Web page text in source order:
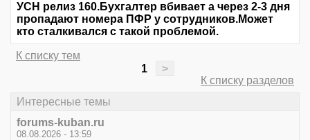
УСН релиз 160.Бухгалтер вбивает а через 2-3 дня
пропадают номера ПФР у сотрудников.Может
кто сталкивался с такой проблемой.
К списку тем
1
>
К списку разделов
Интересные темы
forums-kuban.ru
08.08.2026 - 13:59